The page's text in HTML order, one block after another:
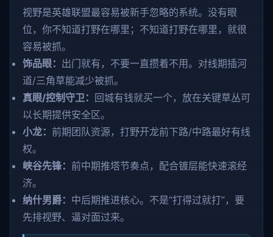
视野是英雄联盟最容易被新手忽略的系统。没有眼
位，你不知道打野在哪里；不知道打野在哪里，就很
容易被抓。
饰品眼： 出门就有，不要一直攒着不用。对线期插河
道/三角草能减少被抓。
真眼/控制守卫： 回城有钱就买一个，放在关键草丛可
以长期提供安全区。
小龙： 前期团队资源，打野开龙前下路/中路最好有线
权。
峡谷先锋： 前中期推塔节奏点，配合镀层能快速滚经
济。
纳什男爵： 中后期推进核心。不是“打得过就打”，要
先排视野、逼对面过来。